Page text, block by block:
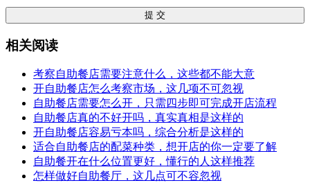
提 交
相关阅读
考察自助餐店需要注意什么，这些都不能大意
开自助餐店怎么考察市场，这几项不可忽视
自助餐店需要怎么开，只需四步即可完成开店流程
自助餐店真的不好开吗，真实真相是这样的
开自助餐店容易亏本吗，综合分析是这样的
适合自助餐店的配菜种类，想开店的你一定要了解
自助餐开在什么位置更好，懂行的人这样推荐
怎样做好自助餐厅，这几点可不容忽视